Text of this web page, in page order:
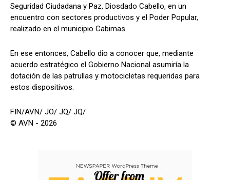
Seguridad Ciudadana y Paz, Diosdado Cabello, en un
encuentro con sectores productivos y el Poder Popular,
realizado en el municipio Cabimas.
En ese entonces, Cabello dio a conocer que, mediante
acuerdo estratégico el Gobierno Nacional asumiría la
dotación de las patrullas y motocicletas requeridas para
estos dispositivos.
FIN/AVN/ JO/ JQ/ JQ/
© AVN - 2026